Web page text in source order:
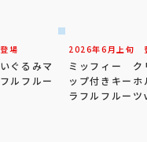
場
ぐるみマ
ルフルー
2026年6 月 上旬
ミッフィー ク
ップ付きキー
ラフルフルー